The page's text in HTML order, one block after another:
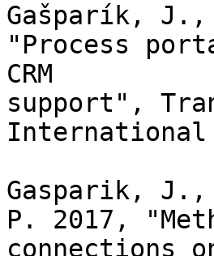
Gašparík, J.,
"Process
CRM
support",
International
Gasparik, J.,
P. 2017,
connections